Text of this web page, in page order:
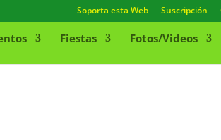
Soporta esta Web Suscripción
Fiestas Fotos/Videos